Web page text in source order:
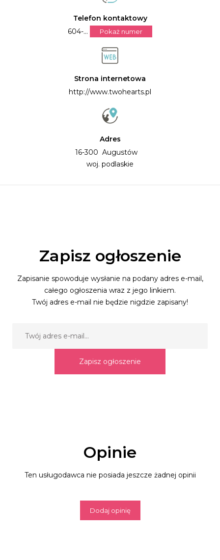
Telefon kontaktowy
604-...
Pokaż numer
Strona internetowa
http://www.twohearts.pl
Adres
16-300 Augustów
woj. podlaskie
Zapisz ogłoszenie
Zapisanie spowoduje wysłanie na podany adres e-mail,
całego ogłoszenia wraz z jego linkiem.
Twój adres e-mail nie będzie nigdzie zapisany!
Zapisz ogłoszenie
Opinie
Ten usługodawca nie posiada jeszcze żadnej opinii
Dodaj opinię